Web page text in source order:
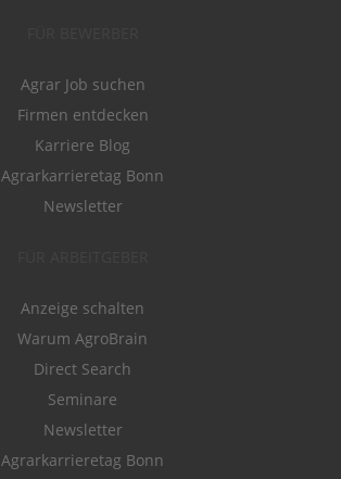
Agrar Job suchen
Firmen entdecken
Karriere Blog
Agrarkarrieretag Bonn
Newsletter
Anzeige schalten
Warum AgroBrain
Direct Search
Seminare
Newsletter
Agrarkarrieretag Bonn